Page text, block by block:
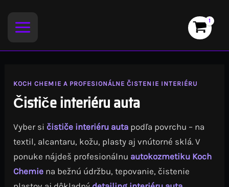
obsah
KOCH CHEMIE A PROFESIONÁLNE ČISTENIE INTERIÉRU
Čističe interiéru auta
Vyber sičističe interiéru auta podľa povrchu – na
textil, alcantaru, kožu, plasty aj vnútorné sklá. V
ponuke nájdeš profesionálnu autokozmetiku Koch
Chemie na bežnú údržbu, tepovanie, čistenie